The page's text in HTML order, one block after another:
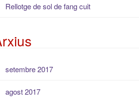
Rellotge de sol de fang cuit
setembre 2017
agost 2017